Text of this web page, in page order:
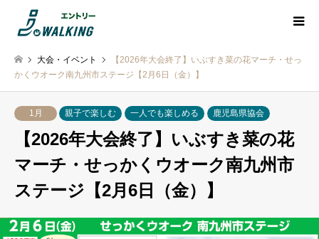
大会・イベント
【2026年大会終了】いぶすき菜の花マーチ・せっ
かくウオーク南九州市ステージ【2月6日（金）】
1月 親子で楽しむ 一人でも楽しめる 鹿児島県協会
【2026年大会終了】いぶすき菜の花
マーチ・せっかくウオーク南九州市
ステージ【2月6日（金）】